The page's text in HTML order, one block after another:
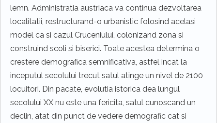
lemn. Administratia austriaca va continua dezvoltarea
localitatii, restructurand-o urbanistic folosind acelasi
model ca si cazul Cruceniului, colonizand zona si
construind scoli si biserici. Toate acestea determina o
crestere demografica semnificativa, astfel incat la
inceputul secolului trecut satul atinge un nivel de 2100
locuitori. Din pacate, evolutia istorica dea lungul
secolului XX nu este una fericita, satul cunoscand un
declin, atat din punct de vedere demografic cat si